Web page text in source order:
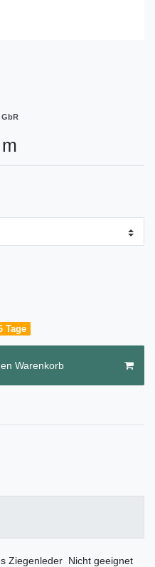
Tage
Warenkorb
Ziegenleder Nicht geeignet